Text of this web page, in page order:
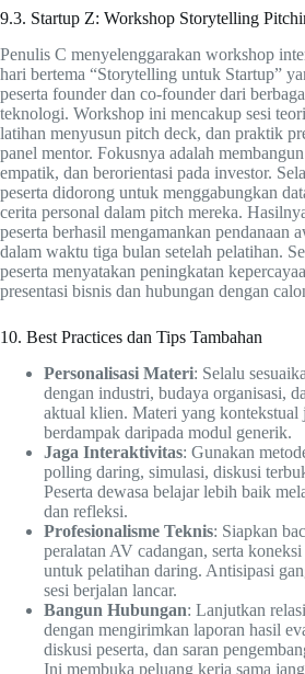
9.3. Startup Z: Workshop Storytelling
Penulis C menyelenggarakan workshop
hari bertema “Storytelling untuk Startup”
peserta founder dan co-founder dari
teknologi. Workshop ini mencakup sesi
latihan menyusun pitch deck, dan praktik
panel mentor. Fokusnya adalah
empatik, dan berorientasi pada investor.
peserta didorong untuk menggabungkan
cerita personal dalam pitch mereka.
peserta berhasil mengamankan pendanaan
dalam waktu tiga bulan setelah pelatihan.
peserta menyatakan peningkatan
presentasi bisnis dan hubungan dengan
10. Best Practices dan Tips Tambahan
Personalisasi Materi: Selalu
dengan industri, budaya organisasi,
aktual klien. Materi yang kontekstual
berdampak daripada modul generik.
Jaga Interaktivitas: Gunakan
polling daring, simulasi, diskusi
Peserta dewasa belajar lebih baik
dan refleksi.
Profesionalisme Teknis: Siapkan
peralatan AV cadangan, serta
untuk pelatihan daring. Antisipasi
sesi berjalan lancar.
Bangun Hubungan: Lanjutkan
dengan mengirimkan laporan hasil
diskusi peserta, dan saran
Ini membuka peluang kerja sama